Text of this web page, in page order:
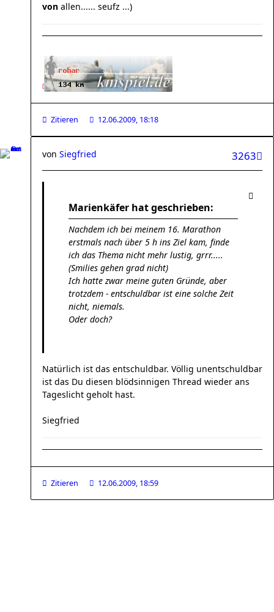
von allen...... seufz ...)
[
Zitieren 12.06.2009, 18:18
3263
von Siegfried
Marienkäfer hat geschrieben:
Nachdem ich bei meinem 16. Marathon
erstmals nach über 5 h ins Ziel kam, finde
ich das Thema nicht mehr lustig, grrr.....
(Smilies gehen grad nicht)
Ich hatte zwar meine guten Gründe, aber
trotzdem - entschuldbar ist eine solche Zeit
nicht, niemals.
Oder doch?
Natürlich ist das entschuldbar. Völlig unentschuldbar
ist das Du diesen blödsinnigen Thread wieder ans
Tageslicht geholt hast.
Siegfried
Zitieren 12.06.2009, 18:59